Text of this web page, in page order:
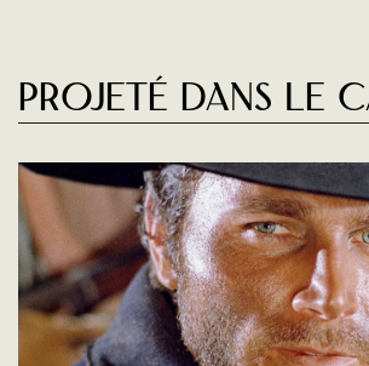
Projeté dans le